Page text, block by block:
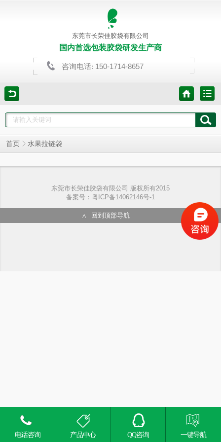
东莞市长荣佳胶袋有限公司
国内首选包装胶袋研发生产商
咨询电话: 150-1714-8657
首页 水果拉链袋
东莞市长荣佳胶袋有限公司 版权所有2015
备案号：粤ICP备14062146号-1
回到顶部导航
电话咨询 产品中心 QQ咨询 一键导航